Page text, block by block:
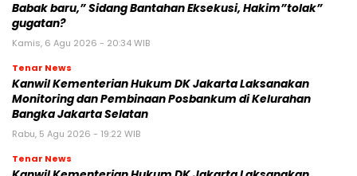
Babak baru,” Sidang Bantahan Eksekusi, Hakim”tolak”
gugatan?
Kamis, 6 Agu 2026 - 20:34 WIB
Tenar News
Kanwil Kementerian Hukum DK Jakarta Laksanakan
Monitoring dan Pembinaan Posbankum di Kelurahan
Bangka Jakarta Selatan
Rabu, 5 Agu 2026 - 19:22 WIB
Tenar News